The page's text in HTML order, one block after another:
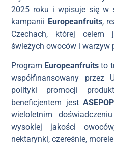
2025 roku i wpisuje się w
kampanii Europeanfruits,
Czechach, której celem
świeżych owoców i warzyw
Program Europeanfruits to
współfinansowany przez
polityki promocji
beneficjentem jest
wieloletnim
wysokiej jakości
nektarynki, czereśnie,